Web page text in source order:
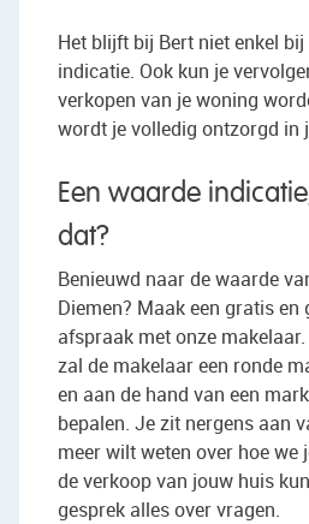
Het blijft bij Bert niet enkel
indicatie. Ook kun je
verkopen van je woning
wordt je volledig ontzorgd in
Een waarde
dat?
Benieuwd naar de waarde
Diemen? Maak een gratis en
afspraak met onze
zal de makelaar een ronde
en aan de hand van een
bepalen. Je zit nergens aan
meer wilt weten over hoe we
de verkoop van jouw huis
gesprek alles over vragen.